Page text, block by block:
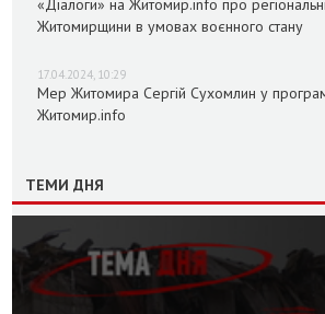
«Діалоги» на Житомир.info про
Житомирщини в умовах воєнного стану
17.04.2024, 10:29
Мер Житомира Сергій Сухомлин у
Житомир.info
ТЕМИ ДНЯ